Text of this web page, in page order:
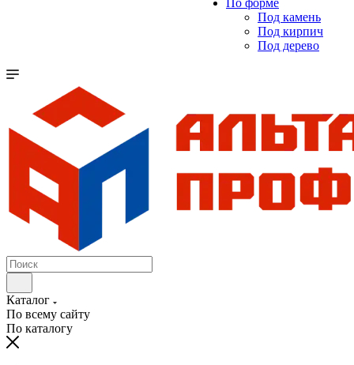
По форме
Под камень
Под кирпич
Под дерево
Каталог
По всему сайту
По каталогу